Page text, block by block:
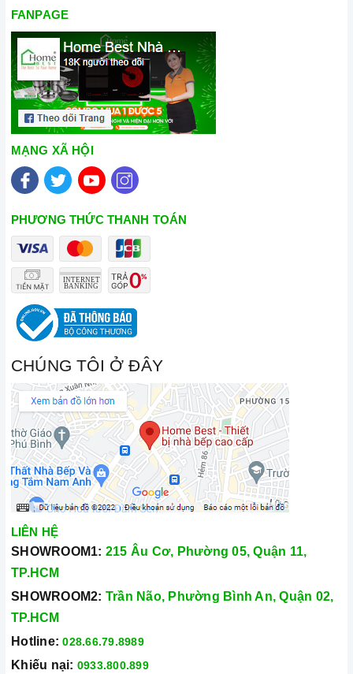
FANPAGE
MẠNG XÃ HỘI
PHƯƠNG THỨC THANH TOÁN
CHÚNG TÔI Ở ĐÂY
LIÊN HỆ
SHOWROOM1: 215 Âu Cơ, Phường 05, Quận 11,
TP.HCM
SHOWROOM2: Trần Não, Phường Bình An, Quận 02,
TP.HCM
Hotline: 028.66.79.8989
Khiếu nại: 0933.800.899